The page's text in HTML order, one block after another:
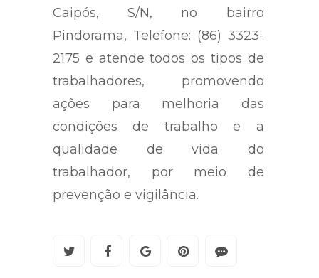
Caipós, S/N, no bairro
Pindorama, Telefone: (86) 3323-
2175 e atende todos os tipos de
trabalhadores, promovendo
ações para melhoria das
condições de trabalho e a
qualidade de vida do
trabalhador, por meio de
prevenção e vigilância.